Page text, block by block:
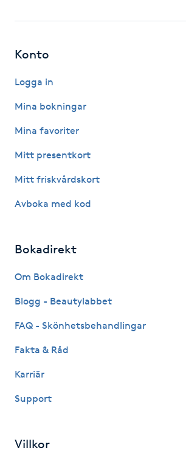
Hudvård
Hyperhidros
Hypnos
Hårborttagning
Hårvård
Hälsprickor
IPL
Konto
Logga in
Mina bokningar
Mina favoriter
Mitt presentkort
Mitt friskvårdskort
Avboka med kod
Bokadirekt
Om Bokadirekt
Blogg - Beautylabbet
FAQ - Skönhetsbehandlingar
Fakta & Råd
Karriär
Support
Villkor